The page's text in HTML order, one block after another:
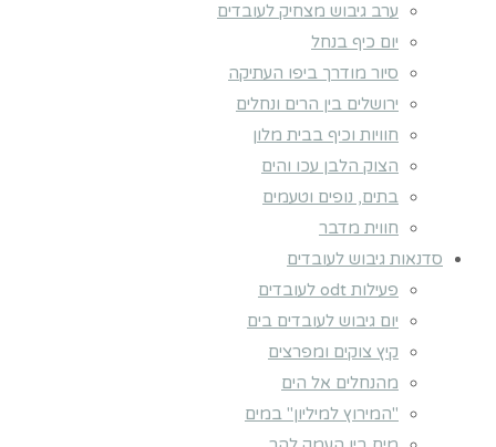
ערב גיבוש מצחיק לעובדים
יום כיף בנחל
סיור מודרך ביפו העתיקה
ירושלים בין הרים ונחלים
חוויות וכיף בבית מלון
הצוק הלבן עכו והים
בתים, נופים וטעמים
חווית מדבר
סדנאות גיבוש לעובדים
פעילות odt לעובדים
יום גיבוש לעובדים בים
קיץ צוקים ומפרצים
מהנחלים אל הים
"המירוץ למיליון" במים